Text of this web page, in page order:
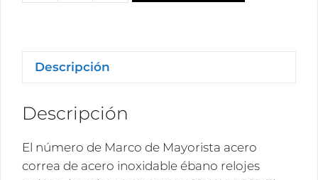
cantidad
Descripción
Descripción
El número de Marco de Mayorista acero
correa de acero inoxidable ébano relojes